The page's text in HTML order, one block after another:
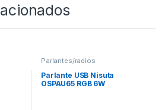
Parlantes/radios
Parlante USB Nisuta
OSPAU65 RGB 6W